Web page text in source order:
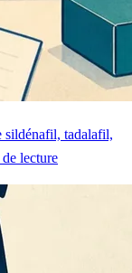
sildénafil, tadalafil,
lecture